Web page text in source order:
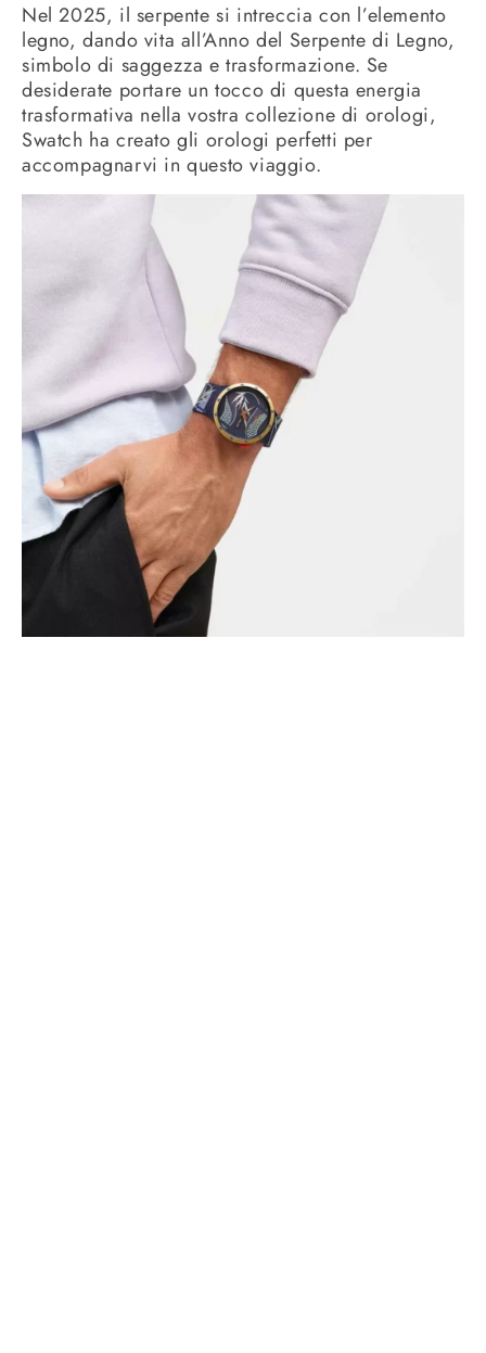
Nel 2025, il serpente si intreccia con l’elemento
legno, dando vita all’Anno del Serpente di Legno,
simbolo di saggezza e trasformazione. Se
desiderate portare un tocco di questa energia
trasformativa nella vostra collezione di orologi,
Swatch ha creato gli orologi perfetti per
accompagnarvi in questo viaggio.